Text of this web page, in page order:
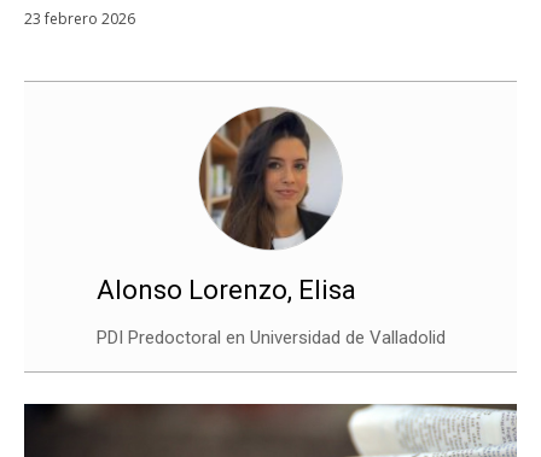
23 febrero 2026
Alonso Lorenzo, Elisa
PDI Predoctoral en Universidad de Valladolid